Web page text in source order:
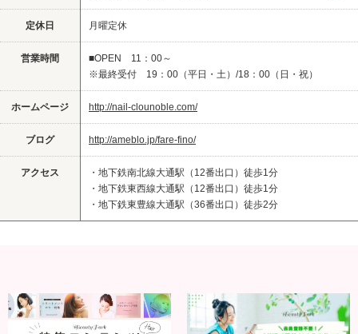
定休日 月曜定休
営業時間
■OPEN 11：00～
※最終受付 19：00（平日・土）/18：00（日・祝）
ホームページ http://nail-clounoble.com/
ブログ http://ameblo.jp/fare-fino/
アクセス
・地下鉄南北線大通駅（12番出口）徒歩1分
・地下鉄東西線大通駅（12番出口）徒歩1分
・地下鉄東豊線大通駅（36番出口）徒歩2分